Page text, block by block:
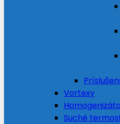
Vortexy
Suché